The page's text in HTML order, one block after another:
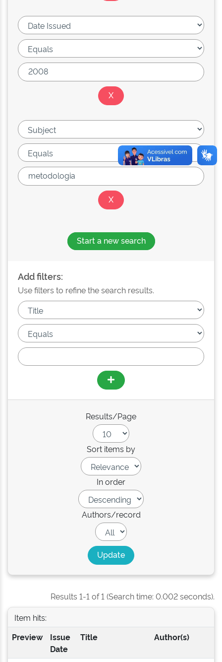
Start a new search
Add filters:
Use filters to refine the search results.
Results/Page
Sort items by
In order
Authors/record
Results 1-1 of 1 (Search time: 0.002 seconds).
Item hits:
Preview
Issue
Date
Title Author(s)